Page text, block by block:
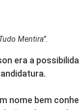
Mentira”.
era a
nome bem